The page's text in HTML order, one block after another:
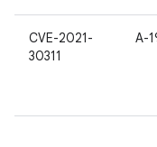
CVE-2021-
30311
A-